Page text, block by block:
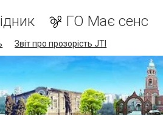
ГО Має сенс
Звіт про прозорість JTI